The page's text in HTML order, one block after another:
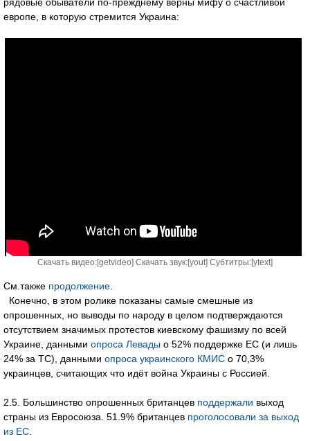
европе, в которую стремится Украина:
Скачать видео:[getvideo] Скачать звук:[yout] Субтитры:[ytext]
См.также продолжение
Конечно, в этом ролике показаны самые смешные из
опрошенных, но выводы по народу в целом подтверждаются
отсутствием значимых протестов киевскому фашизму по всей
Украине, данными опроса Левады о 52% поддержке ЕС (и лишь
24% за ТС), данными опроса украинского КМИС о 70,3%
украинцев, считающих что идёт война Украины с Россией.
2.5. Большинство опрошенных британцев поддержали выход
страны из Евросоюза. 51.9% британцев проголосовали за выход
из ЕС